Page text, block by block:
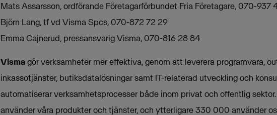
Mats Assarsson, ordförande Företagarförbundet Fria Företagare, 070-937
Björn Lang, tf vd Visma Spcs, 070-872 72 29
Emma Cajnerud, pressansvarig Visma, 070-816 28 84
Vismagör verksamheter mer effektiva, genom att leverera programvara,
inkassotjänster, butiksdatalösningar samt IT-relaterad utveckling och
automatiserar verksamhetsprocesser både inom privat och offentlig
använder våra produkter och tjänster, och ytterligare 330 000 använder